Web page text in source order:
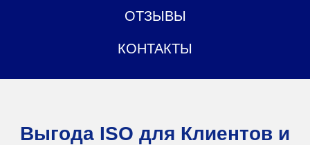
ОТЗЫВЫ
КОНТАКТЫ
Выгода ISO для Клиентов и